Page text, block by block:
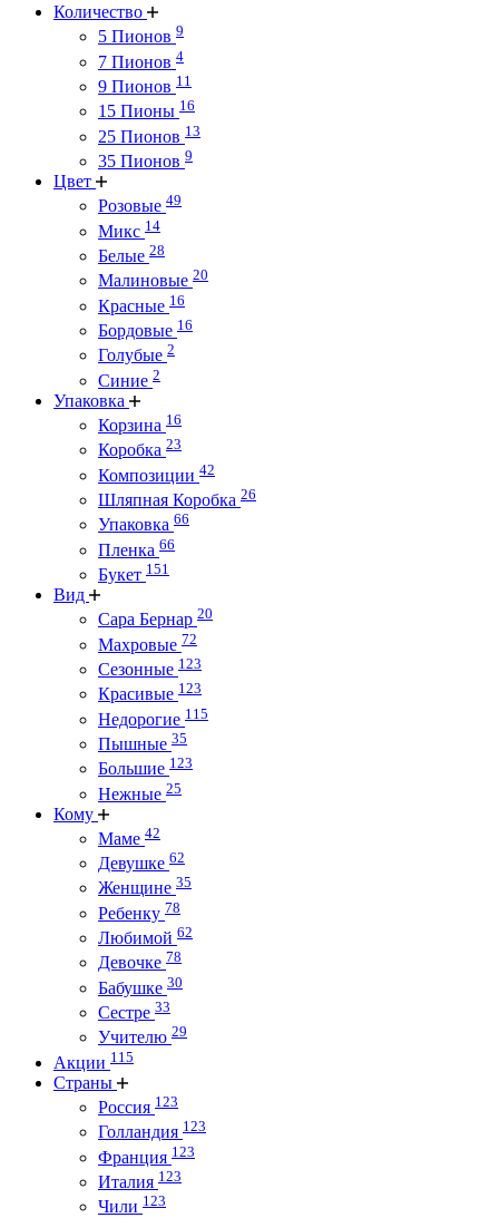
Количество
5 Пионов 9
7 Пионов 4
9 Пионов 11
15 Пионы 16
25 Пионов 13
35 Пионов 9
Цвет
Розовые 49
Микс 14
Белые 28
Малиновые 20
Красные 16
Бордовые 16
Голубые 2
Синие 2
Упаковка
Корзина 16
Коробка 23
Композиции 42
Шляпная Коробка 26
Упаковка 66
Пленка 66
Букет 151
Вид
Сара Бернар 20
Махровые 72
Сезонные 123
Красивые 123
Недорогие 115
Пышные 35
Большие 123
Нежные 25
Кому
Маме 42
Девушке 62
Женщине 35
Ребенку 78
Любимой 62
Девочке 78
Бабушке 30
Сестре 33
Учителю 29
Акции 115
Страны
Россия 123
Голландия 123
Франция 123
Италия 123
Чили 123